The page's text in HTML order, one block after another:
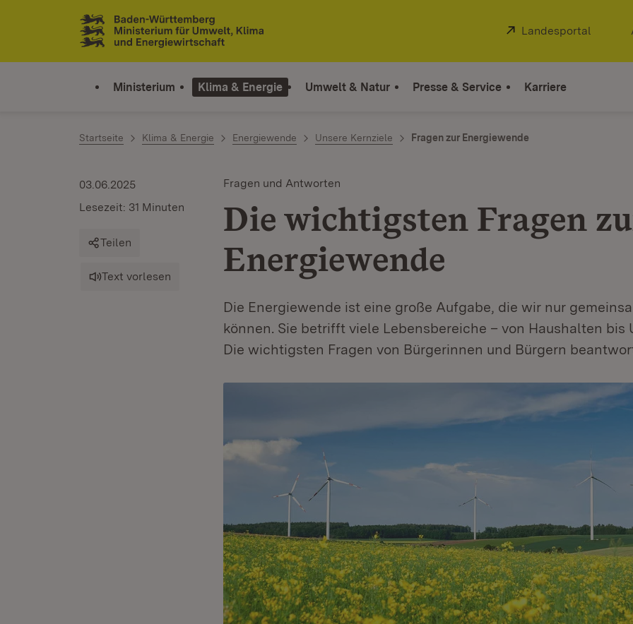
Zum Inhalt springen
Link zur Startseite
Extern:
Landesportal
Ministerium Klima & Energie Umwelt & Natur Presse & Service Karriere
Startseite Klima & Energie Energiewende Unsere Kernziele Fragen zur Energiewende
Fragen und Antworten
Die wichtigsten Fragen
Energiewende
Die Energiewende ist eine große Aufgabe, die wir nur
können. Sie betrifft viele Lebensbereiche – von Haushalten bis
Die wichtigsten Fragen von Bürgerinnen und Bürgern
03.06.2025
Lesezeit: 31 Minuten
Teilen
Text vorlesen